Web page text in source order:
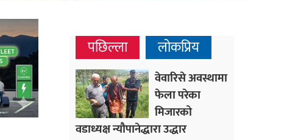
पछिल्ला लोकप्रिय
वेवारिसे अवस्थामा
फेला परेका
मिजारको
वडाध्यक्ष न्यौपानेद्धारा उद्धार